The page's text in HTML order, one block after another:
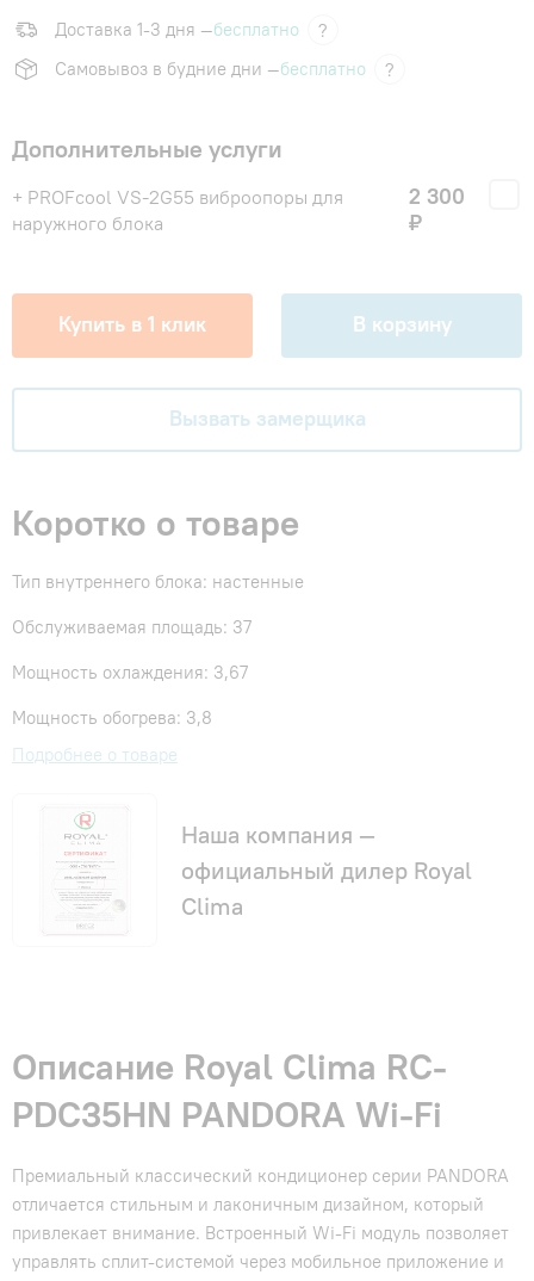
Доставка 1-3 дня —бесплатно
?
Самовывоз в будние дни —бесплатно ?
Дополнительные услуги
+ PROFcool VS-2G55 виброопоры для
наружного блока
2 300
₽
Купить в 1 клик В корзину
Вызвать замерщика
Коротко о товаре
Тип внутреннего блока: настенные
Обслуживаемая площадь: 37
Мощность охлаждения: 3,67
Мощность обогрева: 3,8
Подробнее о товаре
Наша компания —
официальный дилер Royal
Clima
Описание Royal Clima RC-
PDC35HN PANDORA Wi-Fi
Премиальный классический кондиционер серии PANDORA
отличается стильным и лаконичным дизайном, который
привлекает внимание. Встроенный Wi-Fi модуль позволяет
управлять сплит-системой через мобильное приложение и